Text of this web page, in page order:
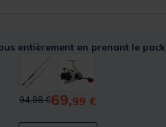
entièrement en prenant le pack
Price reduced from
94,98 €to
69,99 €